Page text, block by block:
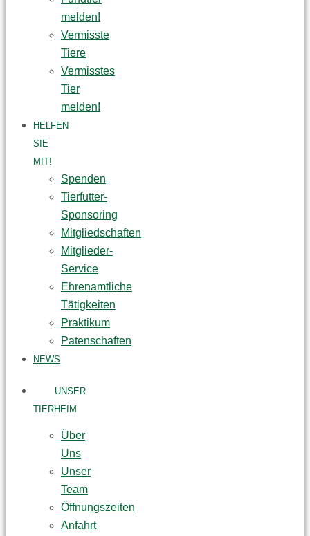
melden!
Vermisste
Tiere
Vermisstes
Tier
melden!
HELFEN
SIE
MIT!
Spenden
Tierfutter-
Sponsoring
Mitgliedschaften
Mitglieder-
Service
Ehrenamtliche
Tätigkeiten
Praktikum
Patenschaften
NEWS
UNSER
TIERHEIM
Über
Uns
Unser
Team
Öffnungszeiten
Anfahrt